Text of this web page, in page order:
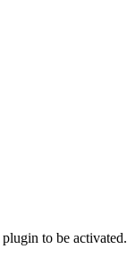
plugin to be activated.